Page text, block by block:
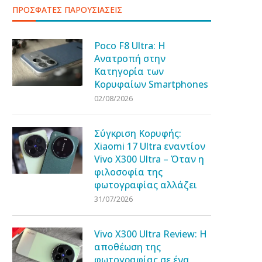
ΠΡΟΣΦΑΤΕΣ ΠΑΡΟΥΣΙΑΣΕΙΣ
Poco F8 Ultra: Η
Ανατροπή στην
Κατηγορία των
Κορυφαίων Smartphones
02/08/2026
Σύγκριση Κορυφής:
Xiaomi 17 Ultra εναντίον
Vivo X300 Ultra – Όταν η
φιλοσοφία της
φωτογραφίας αλλάζει
31/07/2026
Vivo X300 Ultra Review: Η
αποθέωση της